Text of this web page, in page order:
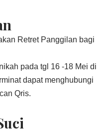
Retret Panggilan bagi
pada tgl 16 -18 Mei di
dapat menghubungi
Qris.